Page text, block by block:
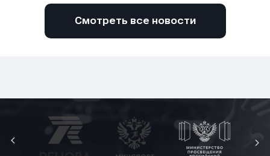
Смотреть все новости